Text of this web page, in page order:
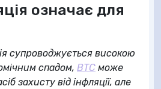
означає для
супроводжується високою
спадом, BTC може
захисту від інфляції, але